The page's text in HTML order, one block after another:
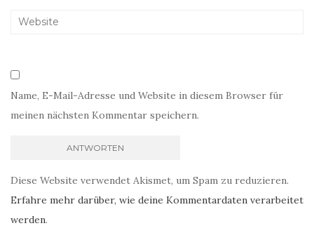
Name, E-Mail-Adresse und Website in diesem Browser für
meinen nächsten Kommentar speichern.
Diese Website verwendet Akismet, um Spam zu reduzieren.
Erfahre mehr darüber, wie deine Kommentardaten verarbeitet
werden.